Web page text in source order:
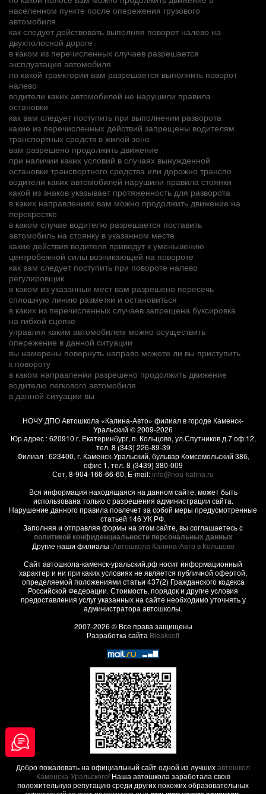
населенном пункте после опережения грузового
автомобиля
как следует действовать выполняя поворот налево на
двухполосной дороге
в каком из перечисленных случаев разрешается
эксплуатация автомобиля
по какой траектории вам разрешается выполнить поворот
налево
водители каких автомобилей не нарушили правила
остановки
как вам следует поступить при выполнении разворота
какие из перечисленных действий запрещены водителям
транспортных средств в жилой зоне
вам разрешено продолжить движение
при наличии каких условий в случаях вынужденной
остановки транспортного средства или дорожно транспо
водители каких автомобилей нарушили правила стоянки
какой из знаков указывает протяженность для разворота
в каких направлениях вам можно продолжить движение на
перекрестке
в каком случае водителю разрешается поставить
автомобиль на стоянку в указанном месте
какие действия водителя приведут к уменьшению
центробежной силы возникающей на повороте
как вам следует поступить при повороте налево
регулировщик
в каком из указанных мест вам разрешено пересечь
сплошную линию разметки и остановиться
в каких из перечисленных случаев запрещена буксировка
на гибкой сцепке
управляя каким автомобилем можно осуществить
опережение в данной ситуации
вы намерены повернуть направо можете ли вы приступить
к повороту
в каком направлении разрешено продолжить движение
водителю легкового автомобиля
в данной ситуации вы
НОЧУ ДПО Автошкола «Калина-Авто» филиал в городе Каменск-
Уральский © 2009-2026
Юр.адрес :620910 г. Екатеринбург, п. Кольцово, ул.Спутников д.7 оф.12,
тел. 8 (343) 226-89-39
Филиал :623400, г. Каменск-Уральский, бульвар Комсомольский 38б,
офис 1, тел. 8 (3439) 380-009
Сот. 8-904-166-66-60, E-mail:info@nou-kalina.ru
Вся информация находящаяся на данном сайте, может быть
использована только с разрешения администрации сайта.
Нарушение данного правила повлечет за собой меры предусмотренные
статьей 146 УК РФ.
Заполняя и отправляя формы на этом сайте, вы соглашаетесь с
политикой конфиденциальности персональных данных
Другие наши филиалы :Автошкола Калина-Авто в Кольцово
Сайт автошкола-каменск-уральский.рф носит информационный
характер и ни при каких условиях не является публичной офертой,
определяемой положениями статьи 437(2) Гражданского кодекса
Российской Федерации. Стоимость, порядок и другие условия
предоставления услуг указанных на сайте необходимо уточнять у
администратора автошколы.
2007-2026 © Все права защищены
Разработка сайта Bleaksoft
Добро пожаловать на официальный сайт одной из лучшихавтошкол
Каменска-Уральского! Наша автошкола заработала свою
положительную репутацию среди других похожих образовательных